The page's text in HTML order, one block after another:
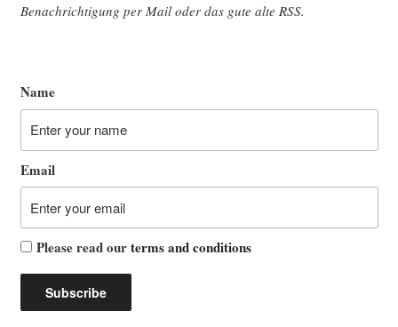
Benach­rich­ti­gung per Mail oder das gute alte RSS.
Name
Email
Please read ourterms and conditions